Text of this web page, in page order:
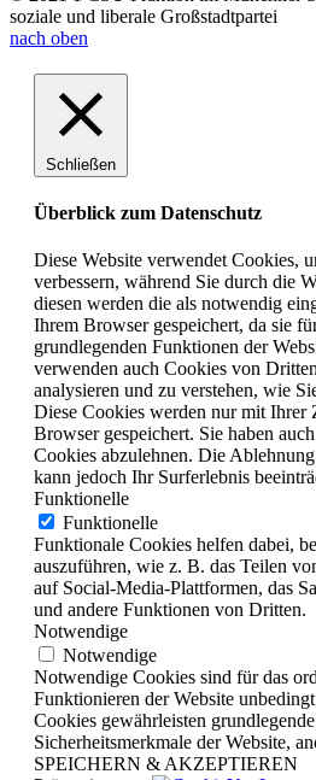
soziale und liberale Großstadtpartei
nach oben
Schließen
Überblick zum Datenschutz
Diese Website verwendet Cookies,
verbessern, während Sie durch die
diesen werden die als notwendig
Ihrem Browser gespeichert, da sie
grundlegenden Funktionen der
verwenden auch Cookies von
analysieren und zu verstehen, wie
Diese Cookies werden nur mit Ihrer
Browser gespeichert. Sie haben
Cookies abzulehnen. Die
kann jedoch Ihr Surferlebnis
Funktionelle
Funktionelle
Funktionale Cookies helfen dabei,
auszuführen, wie z. B. das Teilen
auf Social-Media-Plattformen, das
und andere Funktionen von Dritten.
Notwendige
Notwendige
Notwendige Cookies sind für das
Funktionieren der Website
Cookies gewährleisten
Sicherheitsmerkmale der Website,
SPEICHERN & AKZEPTIEREN